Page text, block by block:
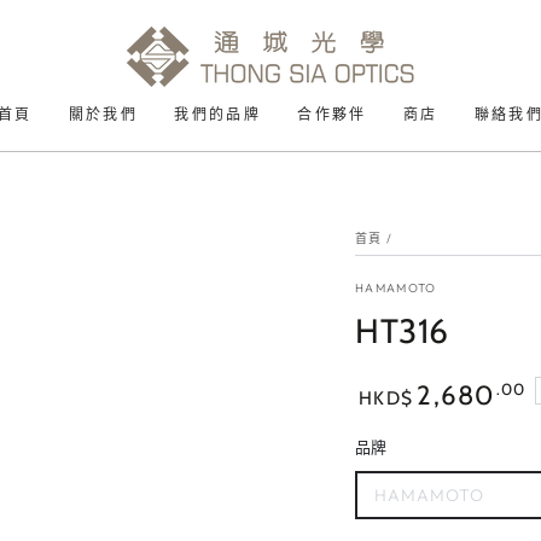
頁 關於我們 我們的品牌 合作夥伴 商店 聯絡我
首頁 /
HAMAMOTO
HT316
正
價
HKD$ 2,680.00
品牌
HAMAMOTO